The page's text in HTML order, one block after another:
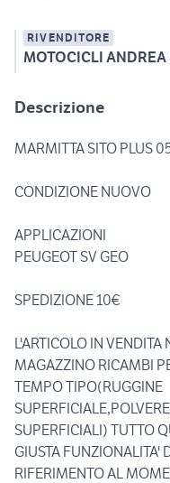
RIVENDITORE
MOTOCICLI ANDREA
Descrizione
MARMITTA SITO PLUS
CONDIZIONE NUOVO
APPLICAZIONI
PEUGEOT SV GEO
SPEDIZIONE 10€
L'ARTICOLO IN
MAGAZZINO RICAMBI
TEMPO TIPO(RUGGINE
SUPERFICIALI) TUTTO
GIUSTA FUNZIONALITA'
RIFERIMENTO AL